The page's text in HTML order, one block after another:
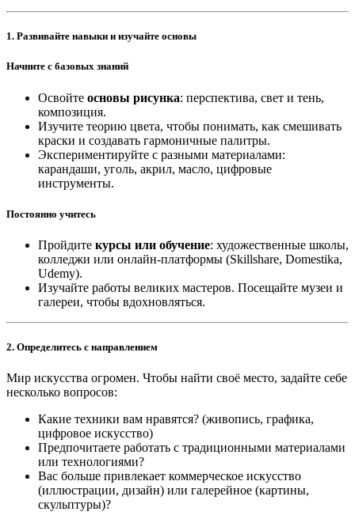
1. Развивайте навыки и изучайте основы
Начните с базовых знаний
Освойте основы рисунка: перспектива, свет и тень,
композиция.
Изучите теорию цвета, чтобы понимать, как смешивать
краски и создавать гармоничные палитры.
Экспериментируйте с разными материалами:
карандаши, уголь, акрил, масло, цифровые
инструменты.
Постоянно учитесь
Пройдите курсы или обучение: художественные школы,
колледжи или онлайн-платформы (Skillshare, Domestika,
Udemy).
Изучайте работы великих мастеров. Посещайте музеи и
галереи, чтобы вдохновляться.
2. Определитесь с направлением
Мир искусства огромен. Чтобы найти своё место, задайте себе
несколько вопросов:
Какие техники вам нравятся? (живопись, графика,
цифровое искусство)
Предпочитаете работать с традиционными материалами
или технологиями?
Вас больше привлекает коммерческое искусство
(иллюстрации, дизайн) или галерейное (картины,
скульптуры)?